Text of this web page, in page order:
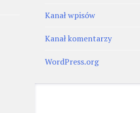
Kanał wpisów
Kanał komentarzy
WordPress.org